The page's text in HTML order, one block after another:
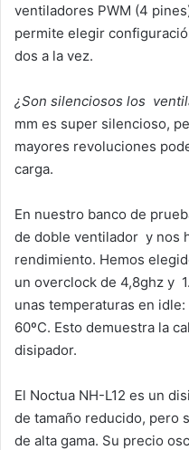
ventiladores PWM (4
permite elegir
dos a la vez.
¿Son silenciosos los
mm es super silencioso,
mayores revoluciones
carga.
En nuestro banco de
de doble ventilador y nos
rendimiento. Hemos
un overclock de 4,8ghz y
unas temperaturas en
60ºC. Esto demuestra la
disipador.
El Noctua NH-L12 es un
de tamaño reducido, pero
de alta gama. Su precio